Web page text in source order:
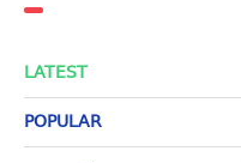
LATEST
POPULAR